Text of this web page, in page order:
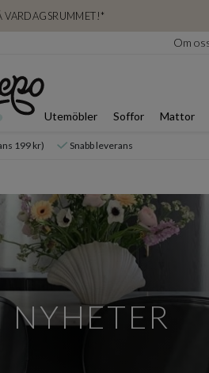
VARDAGSRUMMET!*
Om
Utemöbler Soffor Mattor
199 kr) Snabb leverans